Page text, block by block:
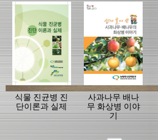
식물 진균병 진
단이론과 실제
사과나무 배나
무 화상병 이야
기